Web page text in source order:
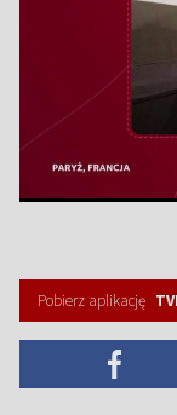
Pobierz aplikację